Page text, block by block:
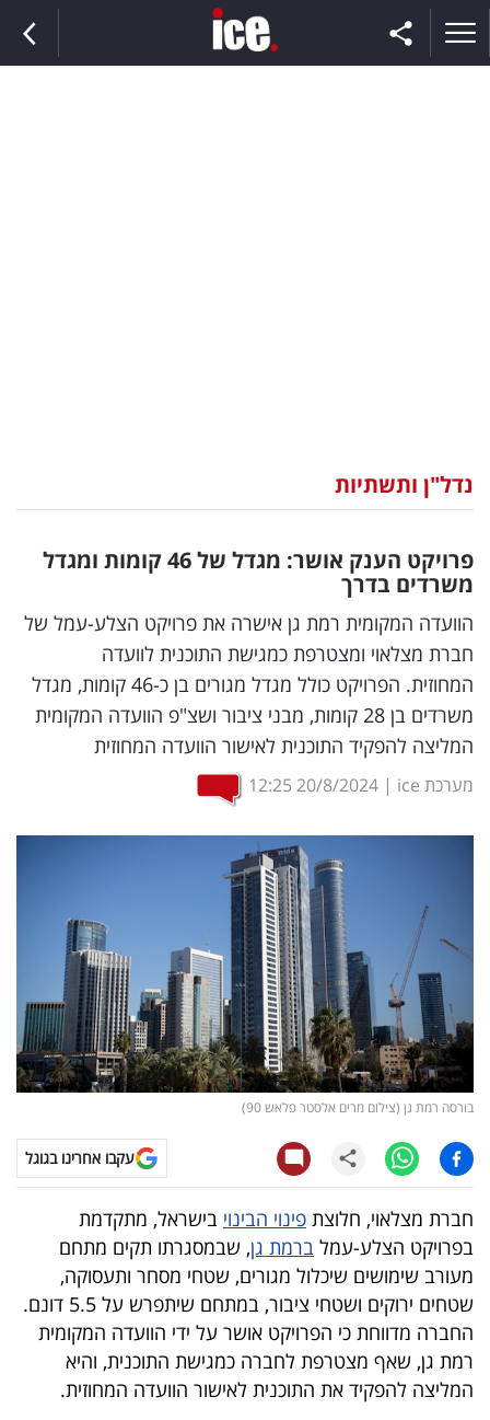
וצרכנות
דיגיטל
וטק
שיווק
ופרסום
משפט
ומחקרים
רכילות
עסקית
קריפטו
ויראלי
עסקי
ספורט
קריירה
ולימודים
מינויים
רייטינג
נדל"ן ותשתיות
פרויקט הענק אושר: מגדל של 46 קומות ומגדל
משרדים בדרך
הוועדה המקומית רמת גן אישרה את פרויקט הצלע-עמל של
חברת מצלאוי ומצטרפת כמגישת התוכנית לוועדה
המחוזית. הפרויקט כולל מגדל מגורים בן כ-46 קומות, מגדל
משרדים בן 28 קומות, מבני ציבור ושצ"פ הוועדה המקומית
המליצה להפקיד התוכנית לאישור הוועדה המחוזית
מערכת ice |
20/8/2024
12:25
בורסה רמת גן (צילום מרים אלסטר פלאש 90)
עקבו אחרינו בגוגל
חברת מצלאוי, חלוצת פינוי הבינוי בישראל, מתקדמת
בפרויקט הצלע-עמל ברמת גן, שבמסגרתו תקים מתחם
מעורב שימושים שיכלול מגורים, שטחי מסחר ותעסוקה,
שטחים ירוקים ושטחי ציבור, במתחם שיתפרש על 5.5 דונם.
החברה מדווחת כי הפרויקט אושר על ידי הוועדה המקומית
רמת גן, שאף מצטרפת לחברה כמגישת התוכנית, והיא
המליצה להפקיד את התוכנית לאישור הוועדה המחוזית.